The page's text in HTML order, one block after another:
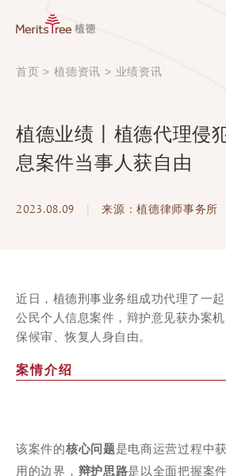
首页 > 植德资讯 > 业绩资讯
植德业绩丨植德代理侵
息案件当事人获自由
2023.08.09 | 来源：植德律师事务所
近日，植德刑事业务组成功代理了一
公民个人信息案件，辩护意见获办案
保候审、恢复人身自由。
案情介绍
该案件的核心问题是电商运营过程中
用的边界， 辩护思路是以全面把握案